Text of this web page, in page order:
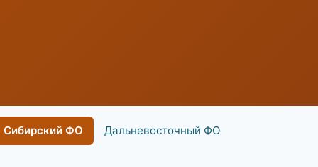
Сибирский ФО Дальневосточный ФО